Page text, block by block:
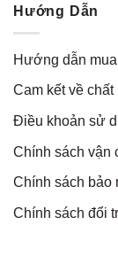
Hướng Dẫn
Hướng dẫn
Cam kết về
Điều khoản sử
Chính sách vận
Chính sách bảo
Chính sách đổi